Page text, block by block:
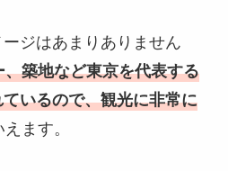
ジはあまりありません
築地など東京を代表する
いるので、観光に非常に
ます。